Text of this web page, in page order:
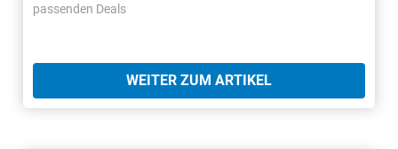
passenden Deals
WEITER ZUM ARTIKEL